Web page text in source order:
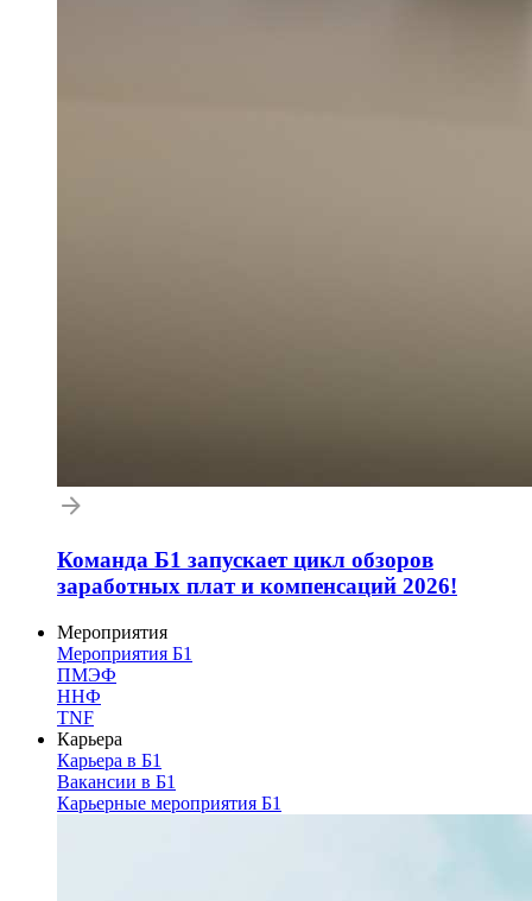
Команда Б1 запускает цикл обзоров
заработных плат и компенсаций 2026!
Мероприятия
Мероприятия Б1
ПМЭФ
ННФ
TNF
Карьера
Карьера в Б1
Вакансии в Б1
Карьерные мероприятия Б1